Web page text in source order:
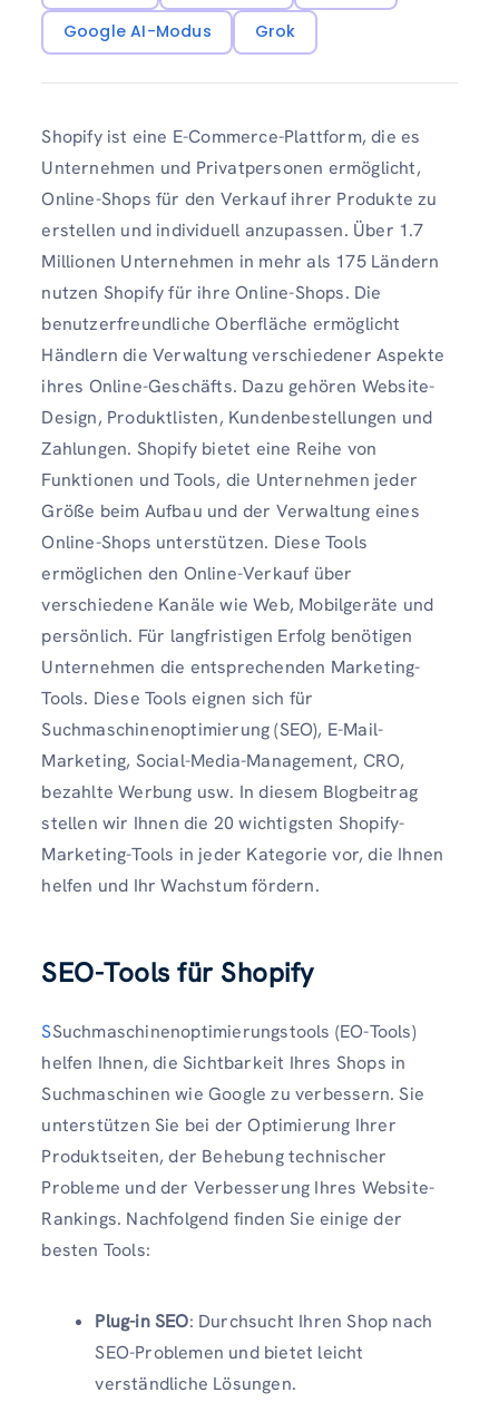
Google AI-Modus
Grok
Shopify ist eine E-Commerce-Plattform, die es
Unternehmen und Privatpersonen ermöglicht,
Online-Shops für den Verkauf ihrer Produkte zu
erstellen und individuell anzupassen. Über 1.7
Millionen Unternehmen in mehr als 175 Ländern
nutzen Shopify für ihre Online-Shops. Die
benutzerfreundliche Oberfläche ermöglicht
Händlern die Verwaltung verschiedener Aspekte
ihres Online-Geschäfts. Dazu gehören Website-
Design, Produktlisten, Kundenbestellungen und
Zahlungen. Shopify bietet eine Reihe von
Funktionen und Tools, die Unternehmen jeder
Größe beim Aufbau und der Verwaltung eines
Online-Shops unterstützen. Diese Tools
ermöglichen den Online-Verkauf über
verschiedene Kanäle wie Web, Mobilgeräte und
persönlich. Für langfristigen Erfolg benötigen
Unternehmen die entsprechenden Marketing-
Tools. Diese Tools eignen sich für
Suchmaschinenoptimierung (SEO), E-Mail-
Marketing, Social-Media-Management, CRO,
bezahlte Werbung usw. In diesem Blogbeitrag
stellen wir Ihnen die 20 wichtigsten Shopify-
Marketing-Tools in jeder Kategorie vor, die Ihnen
helfen und Ihr Wachstum fördern.
SEO-Tools für Shopify
SSuchmaschinenoptimierungstools (EO-Tools)
helfen Ihnen, die Sichtbarkeit Ihres Shops in
Suchmaschinen wie Google zu verbessern. Sie
unterstützen Sie bei der Optimierung Ihrer
Produktseiten, der Behebung technischer
Probleme und der Verbesserung Ihres Website-
Rankings. Nachfolgend finden Sie einige der
besten Tools:
Plug-in SEO: Durchsucht Ihren Shop nach
SEO-Problemen und bietet leicht
verständliche Lösungen.